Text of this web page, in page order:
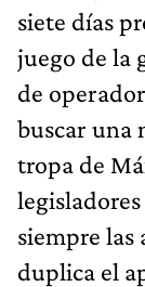
siete días
juego de la
de
buscar una
tropa de
siempre las
duplica el